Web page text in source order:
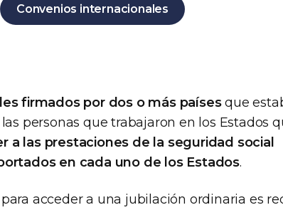
Convenios internacionales
firmados por dos o más paísesque
personas que trabajaron en los Estados
a las prestaciones de la seguridad social
en cada uno de los Estados.
acceder a una jubilación ordinaria es